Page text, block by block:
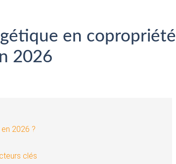
en copropriété
2026
2026 ?
clés